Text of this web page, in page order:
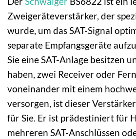
Zweigeräteverstärker, der
wurde, um das SAT-Signal
separate Empfangsgeräte
Sie eine SAT-Anlage besitzen
haben, zwei Receiver oder
voneinander mit einem
versorgen, ist dieser
für Sie. Er ist prädestiniert für
mehreren SAT-Anschlüssen